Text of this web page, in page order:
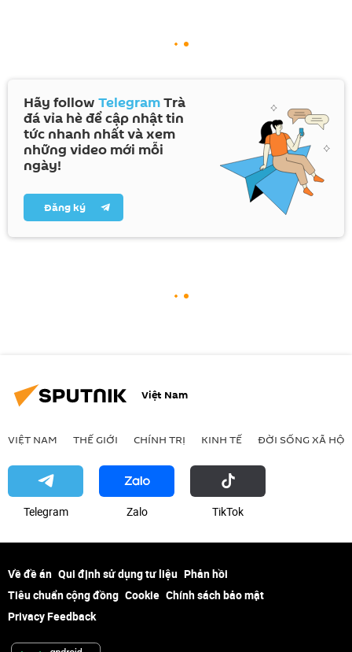
Hãy follow TelegramTrà
đá vỉa hè để cập nhật tin
tức nhanh nhất và xem
những video mới mỗi
ngày!
Đăng ký
Việt Nam
VIỆT NAM THẾ GIỚI CHÍNH TRỊ KINH TẾ ĐỜI SỐNG XÃ HỘI
Telegram Zalo ТikТоk
Về đề án Qui định sử dụng tư liệu Phản hồi
Tiêu chuẩn cộng đồng Cookie Chính sách bảo mật
Privacy Feedback